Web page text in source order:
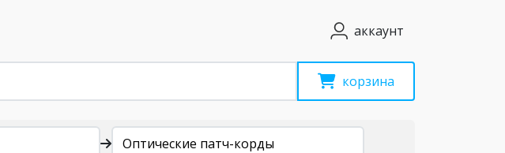
аккаунт
корзина
Оптические патч-корды